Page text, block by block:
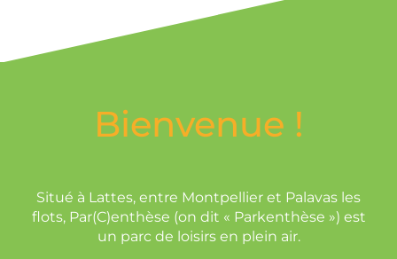
Bienvenue !
Situé à Lattes, entre Montpellier et Palavas les
flots, Par(C)enthèse (on dit « Parkenthèse ») est
un parc de loisirs en plein air.